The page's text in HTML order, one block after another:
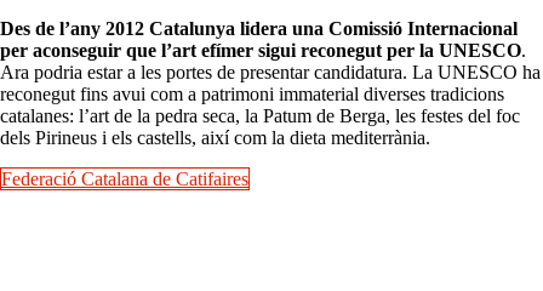
Des de l’any 2012 Catalunya lidera una Comissió Internacional
per aconseguir que l’art efímer sigui reconegut per la UNESCO.
Ara podria estar a les portes de presentar candidatura. La UNESCO ha
reconegut fins avui com a patrimoni immaterial diverses tradicions
catalanes: l’art de la pedra seca, la Patum de Berga, les festes del foc
dels Pirineus i els castells, així com la dieta mediterrània.
Federació Catalana de Catifaires